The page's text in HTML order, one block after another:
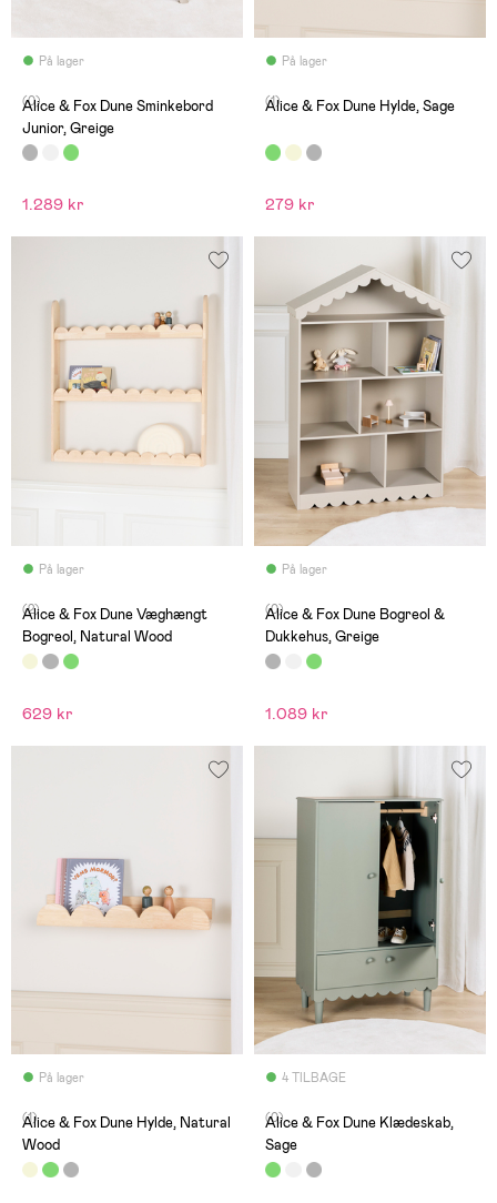
På lager
(0)
Alice & Fox Dune Sminkebord
Junior, Greige
1.289 kr
På lager
(1)
Alice & Fox Dune Hylde, Sage
279 kr
På lager
(2)
Alice & Fox Dune Væghængt
Bogreol, Natural Wood
629 kr
På lager
(0)
Alice & Fox Dune Bogreol &
Dukkehus, Greige
1.089 kr
På lager
(1)
Alice & Fox Dune Hylde, Natural
Wood
4 TILBAGE
(0)
Alice & Fox Dune Klædeskab,
Sage